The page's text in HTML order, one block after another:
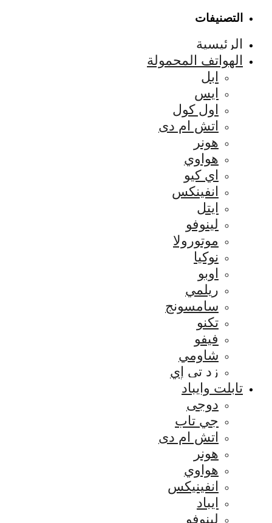
التصنيفات
الرئيسية
الهواتف المحمولة
ابل
ايس
اول كول
اتش ام دى
هونر
هواوي
اي كيو
انفينكس
ايتل
لينوفو
موتورولا
نوكيا
اوبو
ريلمي
سامسونج
تكنو
فيفو
شاومي
زد تي إي
تابلت وايباد
دوجى
جي تاب
اتش ام دى
هونر
هواوي
انفينيكس
ايباد
لينوفو